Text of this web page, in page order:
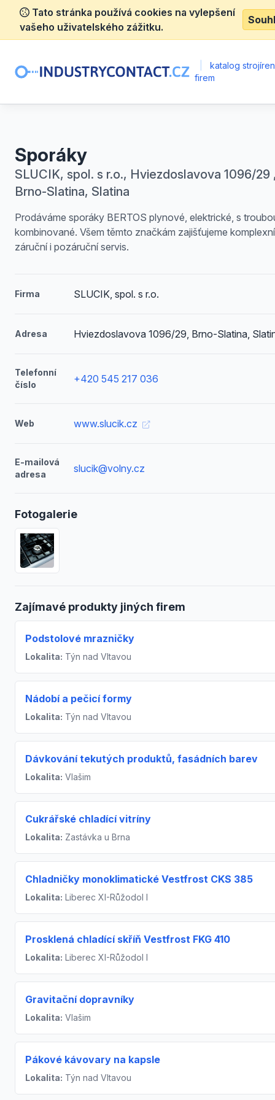
Tato stránka používá cookies na vylepšení
vašeho uživatelského zážitku.
katalog
firem
Sporáky
SLUCIK, spol. s r.o., Hviezdoslavova 1096/29
Brno-Slatina, Slatina
Prodáváme sporáky BERTOS plynové, elektrické, s
kombinované. Všem těmto značkám zajišťujeme komplexní
záruční i pozáruční servis.
Firma SLUCIK, spol. s r.o.
Adresa Hviezdoslavova 1096/29, Brno-Slatina,
Telefonní
číslo
+420 545 217 036
Web www.slucik.cz
E-mailová
adresa
slucik@volny.cz
Fotogalerie
Zajímavé produkty jiných firem
Podstolové mrazničky
Lokalita: Týn nad Vltavou
Nádobí a pečicí formy
Lokalita: Týn nad Vltavou
Dávkování tekutých produktů, fasádních barev
Lokalita: Vlašim
Cukrářské chladící vitríny
Lokalita: Zastávka u Brna
Chladničky monoklimatické Vestfrost CKS 385
Lokalita: Liberec XI-Růžodol I
Prosklená chladící skříň Vestfrost FKG 410
Lokalita: Liberec XI-Růžodol I
Gravitační dopravníky
Lokalita: Vlašim
Pákové kávovary na kapsle
Lokalita: Týn nad Vltavou